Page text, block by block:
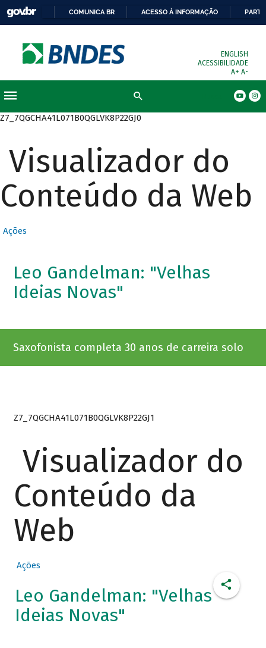
COMUNICA BR ACESSO À INFORMAÇÃO
ENGLISH
ACESSIBILIDADE
A+ A-
Z7_7QGCHA41L071B0QGLVK8P22GJ0
Visualizador do
Conteúdo da Web
Ações
Leo Gandelman: "Velhas
Ideias Novas"
Saxofonista completa 30 anos de carreira solo
Z7_7QGCHA41L071B0QGLVK8P22GJ1
Visualizador do
Conteúdo da
Web
Ações
Leo Gandelman: "Velhas
Ideias Novas"